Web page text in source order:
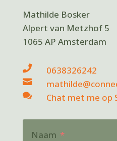
Mathilde Bosker
Alpert van Metzhof 5
1065 AP Amsterdam
 0638326242

 Chat met me op
Naam